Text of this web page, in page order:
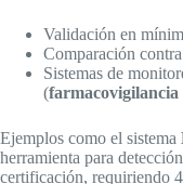
Validación en
Comparación
Sistemas de
(
Ejemplos como el sistema
herramienta para
certificación, requiriendo